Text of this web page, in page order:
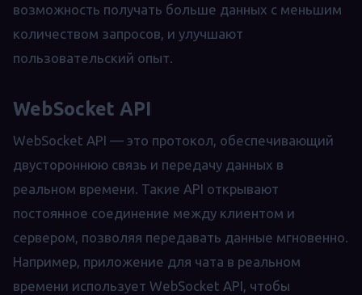
возможность получать больше данных с меньшим
количеством запросов, и улучшают
пользовательский опыт.
WebSocket API
WebSocket API — это протокол, обеспечивающий
двустороннюю связь и передачу данных в
реальном времени. Такие API открывают
постоянное соединение между клиентом и
сервером, позволяя передавать данные мгновенно.
Например, приложение для чата в реальном
времени использует WebSocket API, чтобы